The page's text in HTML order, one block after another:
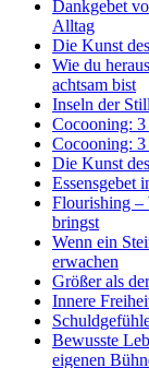
Dankgebet
Alltag
Die Kunst
Wie du
achtsam bist
Inseln der
Cocooning:
Cocooning:
Die Kunst
Essensgebet
Flourishing –
bringst
Wenn ein
erwachen
Größer als
Innere
Bewusste
eigenen